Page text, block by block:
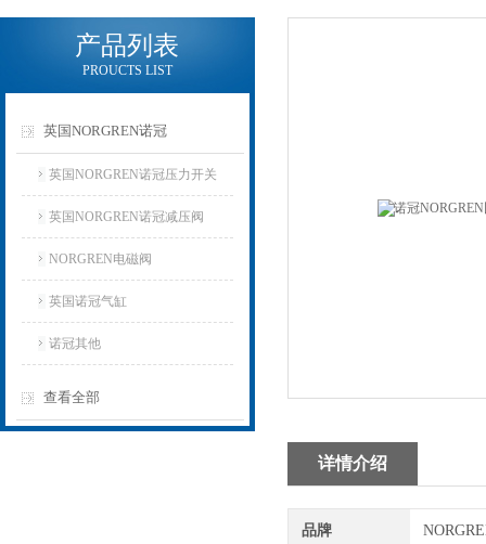
产品列表
PROUCTS LIST
英国NORGREN诺冠
英国NORGREN诺冠压力开关
英国NORGREN诺冠减压阀
NORGREN电磁阀
英国诺冠气缸
诺冠其他
查看全部
详情介绍
品牌